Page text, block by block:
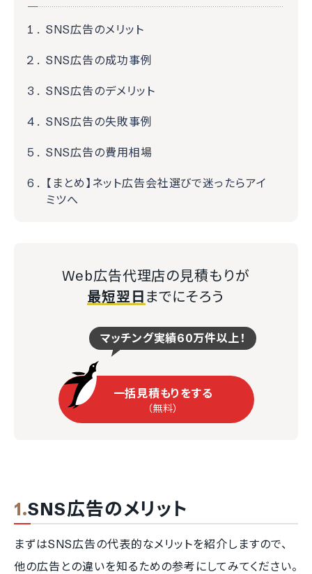
SNS広告のメリット
SNS広告の成功事例
SNS広告のデメリット
SNS広告の失敗事例
SNS広告の費用相場
【まとめ】ネット広告会社選びで迷ったらアイ
ミツへ
Web広告代理店の見積もりが
最短翌日 までにそろう
マッチング実績60万件以上！
一括見積もりをする
（無料）
SNS広告のメリット
まずはSNS広告の代表的なメリットを紹介しますので、
他の広告との違いを知るための参考にしてみてください。